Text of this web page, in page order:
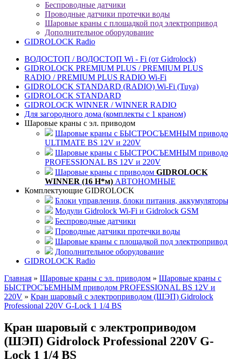
Беспроводные датчики
Проводные датчики протечки воды
Шаровые краны с площадкой под электропривод
Дополнительное оборудование
GIDROLOCK Radio
ВОДОСТОП / ВОДОСТОП Wi - Fi (от Gidrolock)
GIDROLOCK PREMIUM PLUS / PREMIUM PLUS
RADIO / PREMIUM PLUS RADIO Wi-Fi
GIDROLOCK STANDARD (RADIO) Wi-Fi (Tuya)
GIDROLOCK STANDARD
GIDROLOCK WINNER / WINNER RADIO
Для загородного дома (комплекты с 1 краном)
Шаровые краны с эл. приводом
Шаровые краны с БЫСТРОСЪЕМНЫМ
ULTIMATE BS 12V и 220V
Шаровые краны с БЫСТРОСЪЕМНЫМ
PROFESSIONAL BS 12V и 220V
Шаровые краны с приводом GIDROLOCK
WINNER (16 Н*м) АВТОНОМНЫЕ
Комплектующие GIDROLOCK
Блоки управления, блоки питания, аккумуляторы
Модули Gidrolock Wi-Fi и Gidrolock GSM
Беспроводные датчики
Проводные датчики протечки воды
Шаровые краны с площадкой под электропривод
Дополнительное оборудование
GIDROLOCK Radio
Главная » Шаровые краны с эл. приводом » Шаровые краны с
БЫСТРОСЪЕМНЫМ приводом PROFESSIONAL BS 12V и
220V » Кран шаровый с электроприводом (ШЭП) Gidrolock
Professional 220V G-Lock 1 1/4 BS
Кран шаровый с электроприводом
(ШЭП) Gidrolock Professional 220V G-
Lock 1 1/4 BS